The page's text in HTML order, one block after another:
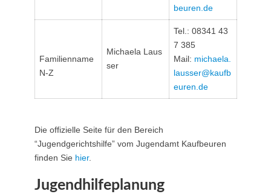
beuren.de
Familienname
N-Z
Michaela Laus
ser
Tel.: 08341 43
7 385
Mail: michaela.
lausser@kaufb
euren.de
Die offizielle Seite für den Bereich
“Jugendgerichtshilfe” vom Jugendamt Kaufbeuren
finden Sie hier.
Jugendhilfeplanung